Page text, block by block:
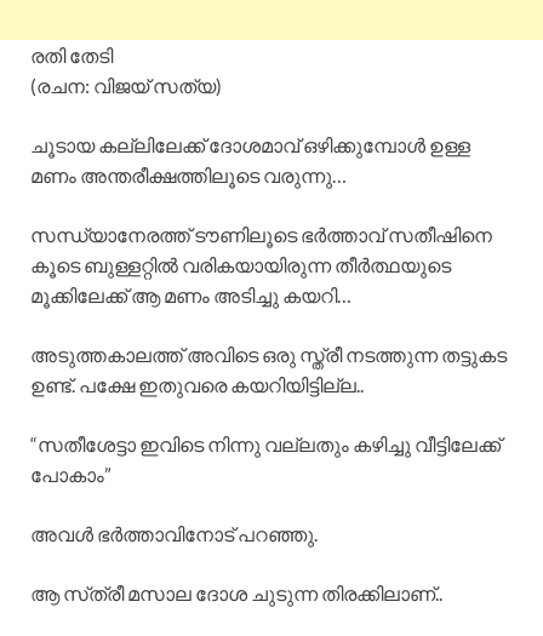
രതി തേടി
(രചന: വിജയ് സത്യ)
ചൂടായ കല്ലിലേക്ക് ദോശമാവ് ഒഴിക്കുമ്പോൾ ഉള്ള
മണം അന്തരീക്ഷത്തിലൂടെ വരുന്നു…
സന്ധ്യാനേരത്ത് ടൗണിലൂടെ ഭർത്താവ് സതീഷിനെ
കൂടെ ബുള്ളറ്റിൽ വരികയായിരുന്ന തീർത്ഥയുടെ
മൂക്കിലേക്ക് ആ മണം അടിച്ചു കയറി…
അടുത്തകാലത്ത് അവിടെ ഒരു സ്ത്രീ നടത്തുന്ന തട്ടുകട
ഉണ്ട്. പക്ഷേ ഇതുവരെ കയറിയിട്ടില്ല..
“സതീശേട്ടാ ഇവിടെ നിന്നു വല്ലതും കഴിച്ചു വീട്ടിലേക്ക്
പോകാം”
അവൾ ഭർത്താവിനോട് പറഞ്ഞു.
ആ സ്‌ത്രീ മസാല ദോശ ചുടുന്ന തിരക്കിലാണ്..